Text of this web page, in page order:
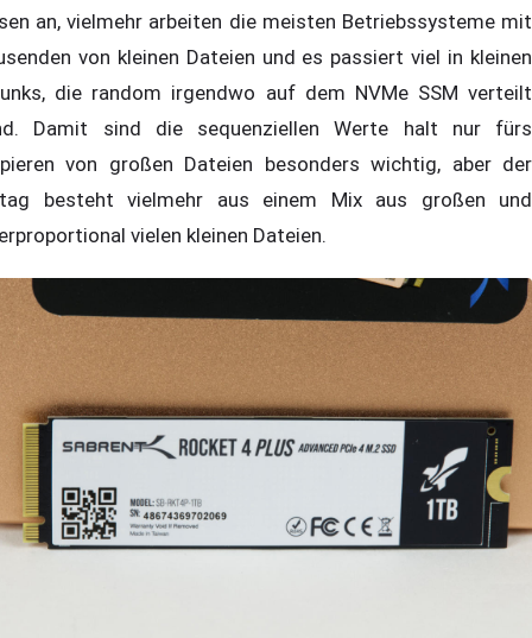
an, vielmehr arbeiten die meisten Betriebssysteme mit
von kleinen Dateien und es passiert viel in kleinen
die random irgendwo auf dem NVMe SSM verteilt
Damit sind die sequenziellen Werte halt nur fürs
von großen Dateien besonders wichtig, aber der
besteht vielmehr aus einem Mix aus großen und
vielen kleinen Dateien.